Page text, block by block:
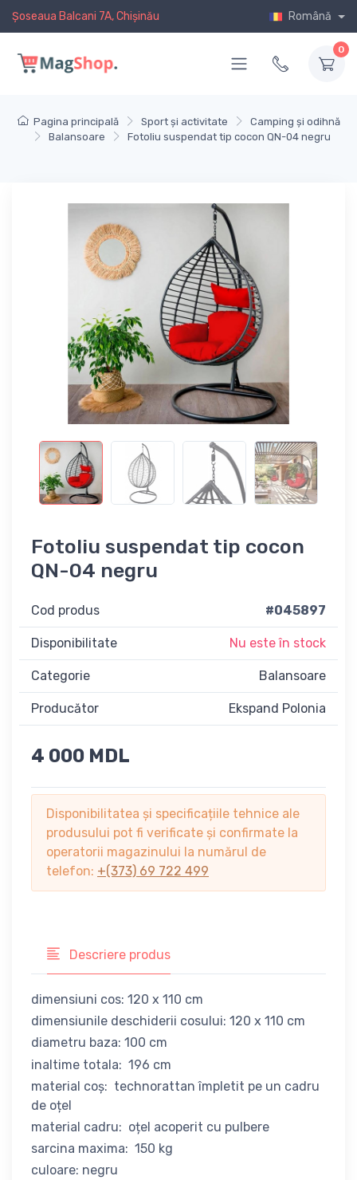
Șoseaua Balcani 7A, Chișinău Română
0
Pagina principală Sport și activitate
Camping și odihnă
Balansoare
Fotoliu suspendat tip cocon QN-04 negru
Fotoliu suspendat tip cocon
QN-04 negru
Cod produs #045897
Disponibilitate Nu este în stock
Categorie Balansoare
Producător Ekspand Polonia
4 000 MDL
Disponibilitatea și specificațiile tehnice ale
produsului pot fi verificate și confirmate la
operatorii magazinului la numărul de
telefon: +(373) 69 722 499
Descriere produs
dimensiuni cos: 120 x 110 cm
dimensiunile deschiderii cosului: 120 x 110 cm
diametru baza: 100 cm
inaltime totala: 196 cm
material coș: technorattan împletit pe un cadru
de oțel
material cadru: oțel acoperit cu pulbere
sarcina maxima: 150 kg
culoare: negru